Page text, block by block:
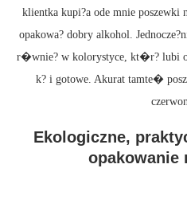
klientka kupi?a ode mnie poszewki
opakowa? dobry alkohol.
r�wnie? w kolorystyce, kt�r? lubi
k? i gotowe. Akurat tamte�
Ekologiczne,
opakowanie